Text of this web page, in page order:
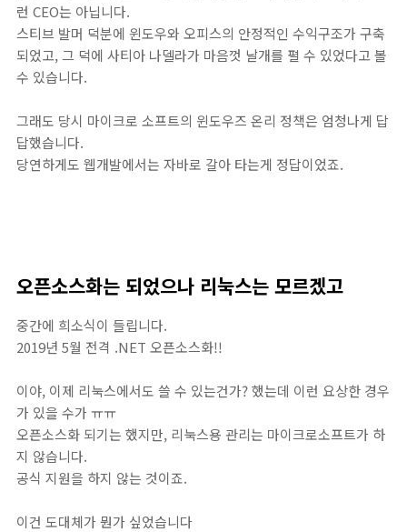
런 CEO는 아닙니다.
스티브 발머 덕분에 윈도우와 오피스의 안정적인 수익구조가 구축
되었고, 그 덕에 사티아 나델라가 마음껏 날개를 펼 수 있었다고 볼
수 있습니다.
그래도 당시 마이크로 소프트의 윈도우즈 온리 정책은 엄청나게 답
답했습니다.
당연하게도 웹개발에서는 자바로 갈아 타는게 정답이었죠.
오픈소스화는 되었으나 리눅스는 모르겠고
중간에 희소식이 들립니다.
2019년 5월 전격 .NET 오픈소스화!!
이야, 이제 리눅스에서도 쓸 수 있는건가? 했는데 이런 요상한 경우
가 있을 수가 ㅠㅠ
오픈소스화 되기는 했지만, 리눅스용 관리는 마이크로소프트가 하
지 않습니다.
공식 지원을 하지 않는 것이죠.
이건 도대체가 뭔가 싶었습니다